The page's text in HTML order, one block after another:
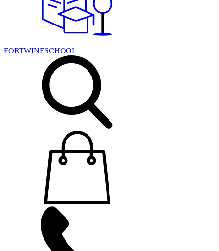
FORTWINESCHOOL